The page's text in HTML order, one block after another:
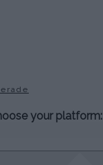
your platform: